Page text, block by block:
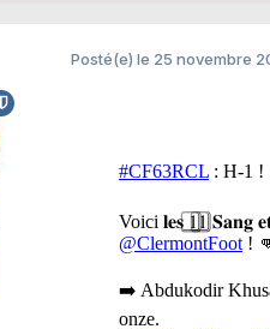
Posté(e)le 25 novembre